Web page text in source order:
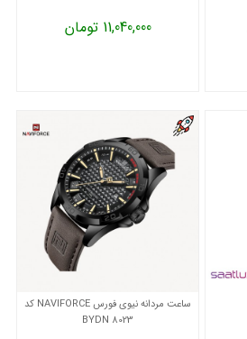
11,040,000 تومان
ساعت مردانه نیوی فورس NAVIFORCE کد
8023 BYDN